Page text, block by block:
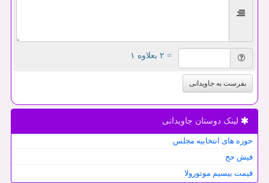
= ۲ بعلاوه ۱
بفرست به جاویدانی
لینک دوستان جاویدانی
حوزه های انتخابیه مجلس
فیش حج
قیمت بیسیم موتورولا